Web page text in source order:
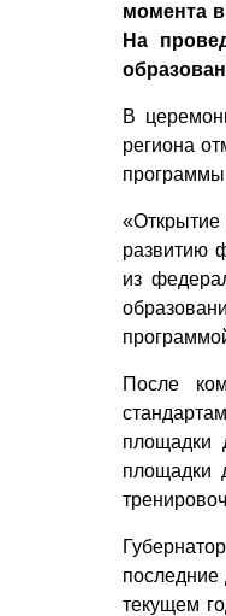
момента
На
В
региона
программы
развитию
из
После
площадки
площадки
последние
текущем